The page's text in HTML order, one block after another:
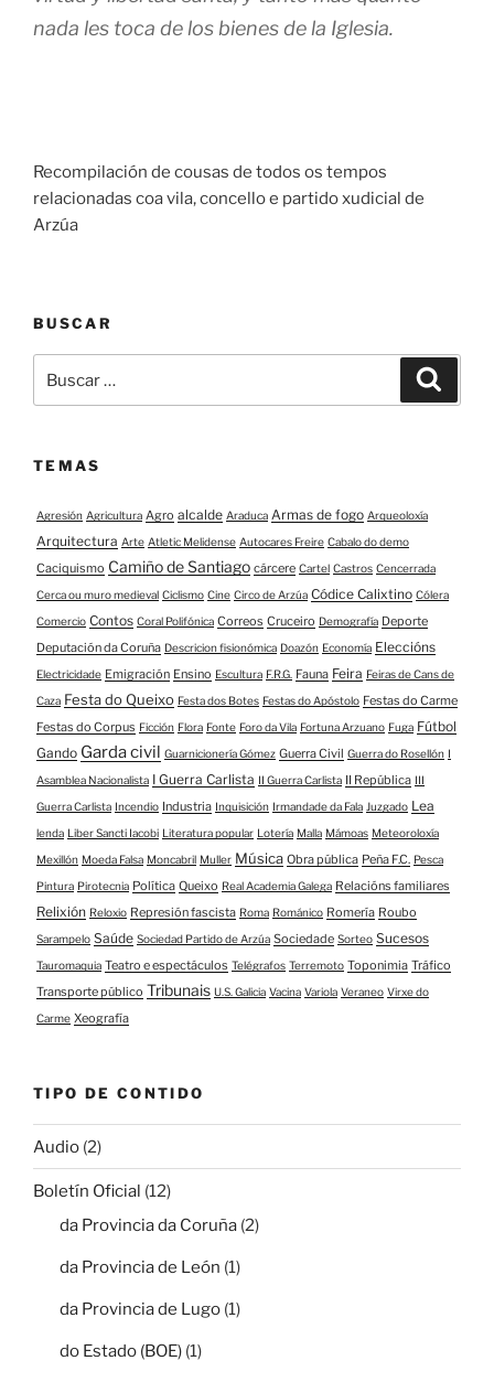
nada les toca de los bienes de la Iglesia.
Recompilación de cousas de todos os tempos
relacionadas coa vila, concello e partido xudicial de
Arzúa
BUSCAR
TEMAS
Agresión Agricultura Agro alcalde Araduca Armas de fogo Arqueoloxía
Arquitectura Arte Atletic Melidense Autocares Freire Cabalo do demo
Caciquismo Camiño de Santiago cárcere Cartel Castros Cencerrada
Cerca ou muro medieval Ciclismo Cine Circo de Arzúa Códice Calixtino Cólera
Comercio Contos Coral Polifónica Correos Cruceiro Demografía Deporte
Deputación da Coruña Descricion fisionómica Doazón Economía Eleccións
Electricidade Emigración Ensino Escultura F.R.G. Fauna Feira Feiras de Cans de
Caza Festa do Queixo Festa dos Botes Festas do Apóstolo Festas do Carme
Festas do Corpus Ficción Flora Fonte Foro da Vila Fortuna Arzuano Fuga Fútbol
Gando Garda civil Guarnicionería Gómez Guerra Civil Guerra do Rosellón I
Asamblea Nacionalista I Guerra Carlista II Guerra Carlista II República III
Guerra Carlista Incendio Industria Inquisición Irmandade da Fala Juzgado Lea
lenda Liber Sancti Iacobi Literatura popular Lotería Malla Mámoas Meteoroloxía
Mexillón Moeda Falsa Moncabril Muller Música Obra pública Peña F.C. Pesca
Pintura Pirotecnia Política Queixo Real Academia Galega Relacións familiares
Relixión Reloxio Represión fascista Roma Románico Romería Roubo
Sarampelo Saúde Sociedad Partido de Arzúa Sociedade Sorteo Sucesos
Tauromaquia Teatro e espectáculos Telégrafos Terremoto Toponimia Tráfico
Transporte público Tribunais U.S. Galicia Vacina Variola Veraneo Virxe do
Carme Xeografía
TIPO DE CONTIDO
Audio (2)
Boletín Oficial (12)
da Provincia da Coruña (2)
da Provincia de León (1)
da Provincia de Lugo (1)
do Estado (BOE) (1)